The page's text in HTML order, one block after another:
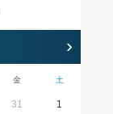
›
金 土
31 1